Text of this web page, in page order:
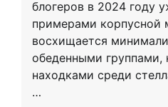
блогеров в 2024 году
примерами корпусной
восхищается
обеденными группами,
находками среди
…